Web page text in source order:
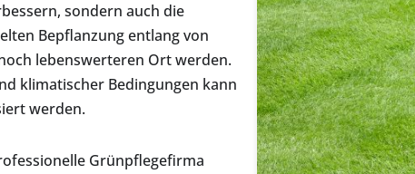
sondern auch die
Bepflanzung entlang von
lebenswerteren Ort werden.
klimatischer Bedingungen kann
werden.
Grünpflegefirma